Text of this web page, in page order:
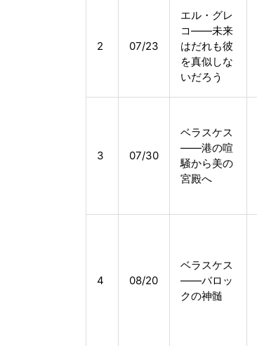
2 07/23
エル・グレ
コ――未来
はだれも彼
を真似しな
いだろう
3 07/30
ベラスケス
――港の喧
騒から美の
宮殿へ
4 08/20
ベラスケス
――バロッ
クの神髄